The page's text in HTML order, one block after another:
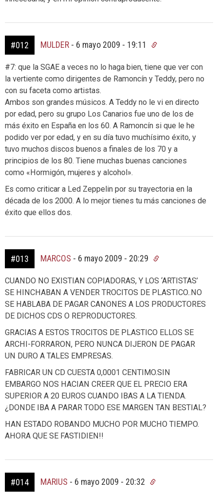
#012 MULDER - 6 mayo 2009 - 19:11
#7: que la SGAE a veces no lo haga bien, tiene que ver con
la vertiente como dirigentes de Ramoncín y Teddy, pero no
con su faceta como artistas.
Ambos son grandes músicos. A Teddy no le vi en directo
por edad, pero su grupo Los Canarios fue uno de los de
más éxito en España en los 60. A Ramoncín si que le he
podido ver por edad, y en su día tuvo muchísimo éxito, y
tuvo muchos discos buenos a finales de los 70 y a
principios de los 80. Tiene muchas buenas canciones
como «Hormigón, mujeres y alcohol».
Es como criticar a Led Zeppelin por su trayectoria en la
década de los 2000. A lo mejor tienes tu más canciones de
éxito que ellos dos.
#013 MARCOS - 6 mayo 2009 - 20:29
CUANDO NO EXISTIAN COPIADORAS, Y LOS ‘ARTISTAS’
SE HINCHABAN A VENDER TROCITOS DE PLASTICO..NO
SE HABLABA DE PAGAR CANONES A LOS PRODUCTORES
DE DICHOS CDS O REPRODUCTORES.
GRACIAS A ESTOS TROCITOS DE PLASTICO ELLOS SE
ARCHI-FORRARON, PERO NUNCA DIJERON DE PAGAR
UN DURO A TALES EMPRESAS.
FABRICAR UN CD CUESTA 0,0001 CENTIMO.SIN
EMBARGO NOS HACIAN CREER QUE EL PRECIO ERA
SUPERIOR A 20 EUROS CUANDO IBAS A LA TIENDA.
¿DONDE IBA A PARAR TODO ESE MARGEN TAN BESTIAL?
HAN ESTADO ROBANDO MUCHO POR MUCHO TIEMPO.
AHORA QUE SE FASTIDIEN!!
#014 MARIUS - 6 mayo 2009 - 20:32